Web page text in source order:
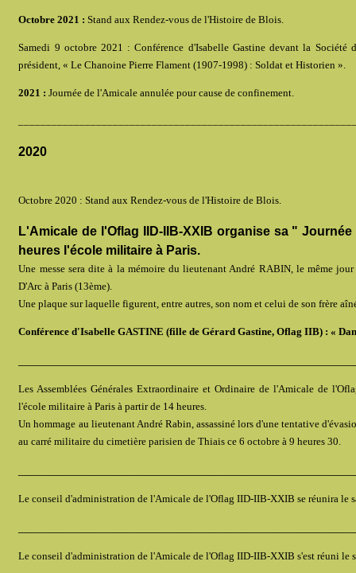
Octobre 2021 : Stand aux Rendez-vous de l'Histoire de Blois.
Samedi 9 octobre 2021 : Conférence d'Isabelle Gastine devant la
président, « Le Chanoine Pierre Flament (1907-1998) : Soldat et Historien ».
2021 :Journée de l'Amicale annulée pour cause de confinement.
2020
Octobre 2020 : Stand aux Rendez-vous de l'Histoire de Blois.
L'Amicale de l'Oflag IID-IIB-XXIB organise sa "
heures l'école militaire à Paris.
Une messe sera dite à la mémoire du lieutenant André RABIN, le même
D'Arc à Paris (13ème).
Une plaque sur laquelle figurent, entre autres, son nom et celui de son frère
Conférence d'Isabelle GASTINE (fille de Gérard Gastine, Oflag IIB) : «
Les Assemblées Générales Extraordinaire et Ordinaire de l'Amicale de
l'école militaire à Paris à partir de 14 heures.
Un hommage au lieutenant André Rabin, assassiné lors d'une tentative
au carré militaire du cimetière parisien de Thiais ce 6 octobre à 9 heures 30.
Le conseil d'administration de l'Amicale de l'Oflag IID-IIB-XXIB se réunira le
Le conseil d'administration de l'Amicale de l'Oflag IID-IIB-XXIB s'est réuni le